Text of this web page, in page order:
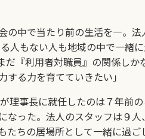
の中で当たり前の生活を―。
人もない人も地域の中で一緒
だ『利用者対職員』の関係し
する力を育てていきたい｣
理事長に就任したのは７年前
なった。法人のスタッフは９
ちの居場所として一緒に過ご